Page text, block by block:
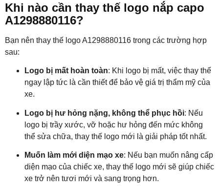
Khi nào cần thay thế logo nắp capo
A1298880116?
Bạn nên thay thế logo A1298880116 trong các trường hợp
sau:
Logo bị mất hoàn toàn: Khi logo bị mất, việc thay thế
ngay lập tức là cần thiết để bảo vệ giá trị thẩm mỹ của
xe.
Logo bị hư hỏng nặng, không thể phục hồi: Nếu
logo bị trầy xước, vỡ hoặc hư hỏng đến mức không
thể sửa chữa, thay thế logo mới là giải pháp tốt nhất.
Muốn làm mới diện mạo xe: Nếu bạn muốn nâng cấp
diện mạo của chiếc xe, thay thế logo mới sẽ giúp chiếc
xe trở nên tươi mới và sang trọng hơn.